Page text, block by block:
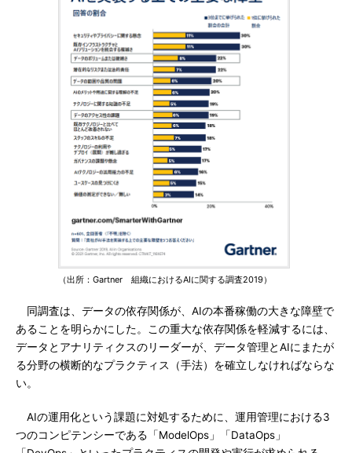
（出所：Gartner 組織におけるAIに関する調査2019）
同調査は、データの依存関係が、AIの本番稼働の大きな障壁で
あることを明らかにした。この重大な依存関係を軽減するには、
データとアナリティクスのリーダーが、データ管理とAIにまたが
る分野の横断的なプラクティス（手法）を確立しなければならな
い。
AIの運用化という課題に対処するために、運用管理における3
つのコンピテンシーである「ModelOps」「DataOps」